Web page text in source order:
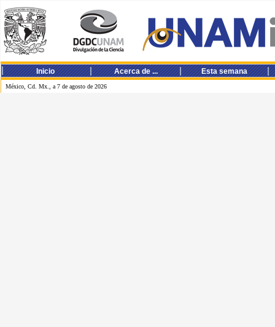
Inicio Acerca de ... Esta semana
México, Cd. Mx., a 7 de agosto de 2026